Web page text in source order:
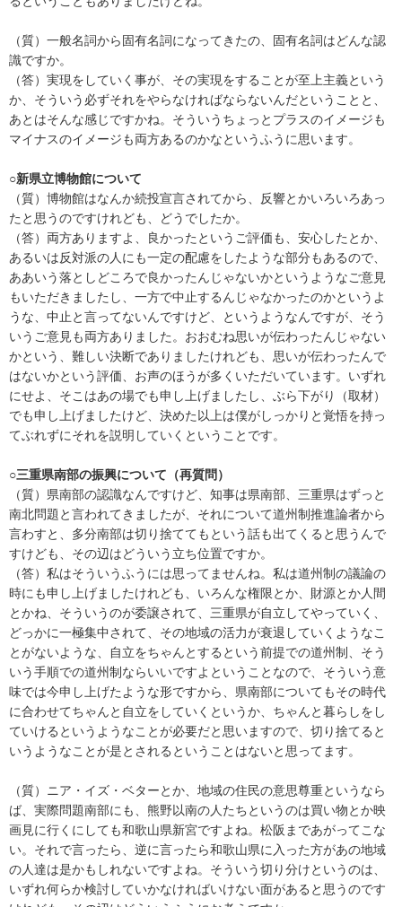
（質）一般名詞から固有名詞になってきたの、固有名詞はどんな認
識ですか。
（答）実現をしていく事が、その実現をすることが至上主義という
か、そういう必ずそれをやらなければならないんだということと、
あとはそんな感じですかね。そういうちょっとプラスのイメージも
マイナスのイメージも両方あるのかなというふうに思います。
○新県立博物館について
（質）博物館はなんか続投宣言されてから、反響とかいろいろあっ
たと思うのですけれども、どうでしたか。
（答）両方ありますよ、良かったというご評価も、安心したとか、
あるいは反対派の人にも一定の配慮をしたような部分もあるので、
ああいう落としどころで良かったんじゃないかというようなご意見
もいただきましたし、一方で中止するんじゃなかったのかというよ
うな、中止と言ってないんですけど、というようなんですが、そう
いうご意見も両方ありました。おおむね思いが伝わったんじゃない
かという、難しい決断でありましたけれども、思いが伝わったんで
はないかという評価、お声のほうが多くいただいています。いずれ
にせよ、そこはあの場でも申し上げましたし、ぶら下がり（取材）
でも申し上げましたけど、決めた以上は僕がしっかりと覚悟を持っ
てぶれずにそれを説明していくということです。
○三重県南部の振興について（再質問）
（質）県南部の認識なんですけど、知事は県南部、三重県はずっと
南北問題と言われてきましたが、それについて道州制推進論者から
言わすと、多分南部は切り捨ててもという話も出てくると思うんで
すけども、その辺はどういう立ち位置ですか。
（答）私はそういうふうには思ってませんね。私は道州制の議論の
時にも申し上げましたけれども、いろんな権限とか、財源とか人間
とかね、そういうのが委譲されて、三重県が自立してやっていく、
どっかに一極集中されて、その地域の活力が衰退していくようなこ
とがないような、自立をちゃんとするという前提での道州制、そう
いう手順での道州制ならいいですよということなので、そういう意
味では今申し上げたような形ですから、県南部についてもその時代
に合わせてちゃんと自立をしていくというか、ちゃんと暮らしをし
ていけるというようなことが必要だと思いますので、切り捨てると
いうようなことが是とされるということはないと思ってます。
（質）ニア・イズ・ベターとか、地域の住民の意思尊重というなら
ば、実際問題南部にも、熊野以南の人たちというのは買い物とか映
画見に行くにしても和歌山県新宮ですよね。松阪まであがってこな
い。それで言ったら、逆に言ったら和歌山県に入った方があの地域
の人達は是かもしれないですよね。そういう切り分けというのは、
いずれ何らか検討していかなければいけない面があると思うのです